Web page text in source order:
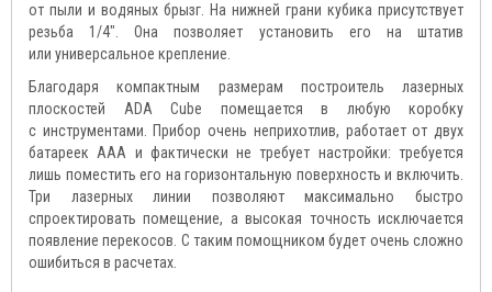
от пыли и водяных брызг. На нижней грани кубика присутствует
резьба 1/4". Она позволяет установить его на штатив
или универсальное крепление.
Благодаря компактным размерам построитель лазерных
плоскостей ADA Cube помещается в любую коробку
с инструментами. Прибор очень неприхотлив, работает от двух
батареек AAA и фактически не требует настройки: требуется
лишь поместить его на горизонтальную поверхность и включить.
Три лазерных линии позволяют максимально быстро
спроектировать помещение, а высокая точность исключается
появление перекосов. С таким помощником будет очень сложно
ошибиться в расчетах.